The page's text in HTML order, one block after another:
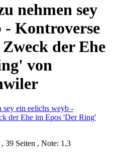
nehmen sey
- Kontroverse
der Ehe
von
39 Seiten , Note: 1,3